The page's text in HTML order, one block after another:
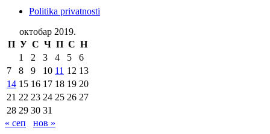
Politika privatnosti
октобар 2019.
П У С Ч П С Н
1
2 3 4 5
6
7
8 9 10 11 12 13
14 15 16 17 18 19 20
21 22 23 24 25 26 27
28 29 30 31
« сеп
нов »